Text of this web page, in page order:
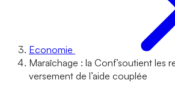
Economie
Maraîchage : la Conf’soutient les
versement de l’aide couplée